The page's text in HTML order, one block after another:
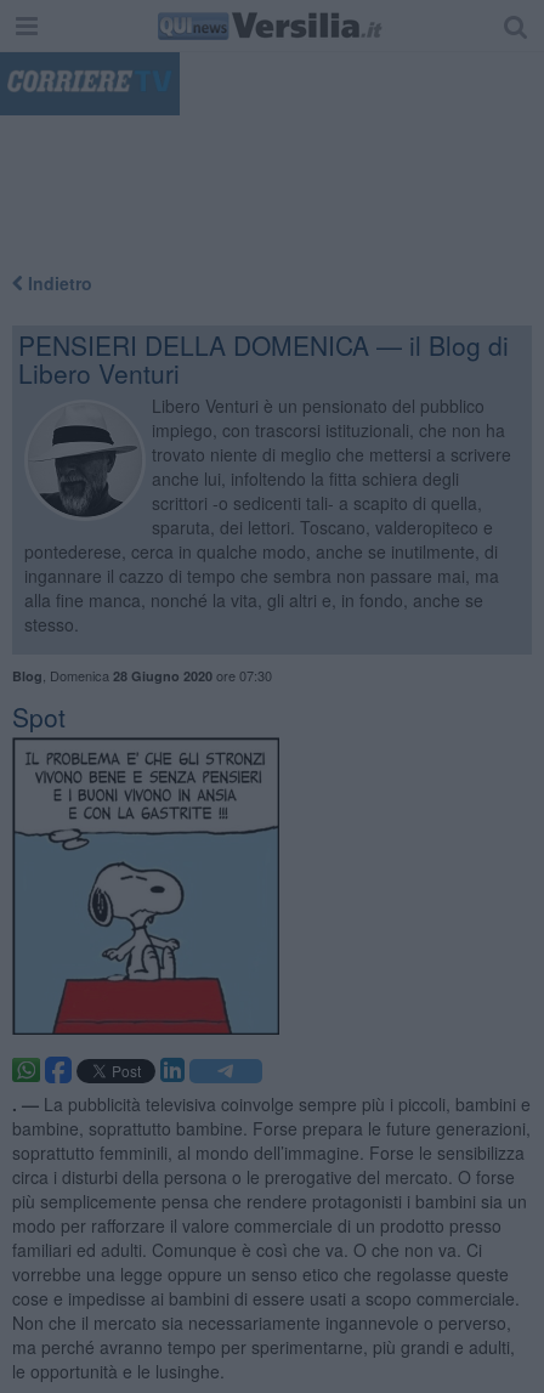
Indietro
PENSIERI DELLA DOMENICA — il Blog di
Libero Venturi
Libero Venturi è un pensionato del pubblico
impiego, con trascorsi istituzionali, che non ha
trovato niente di meglio che mettersi a scrivere
anche lui, infoltendo la fitta schiera degli
scrittori -o sedicenti tali- a scapito di quella,
sparuta, dei lettori. Toscano, valderopiteco e
pontederese, cerca in qualche modo, anche se inutilmente, di
ingannare il cazzo di tempo che sembra non passare mai, ma
alla fine manca, nonché la vita, gli altri e, in fondo, anche se
stesso.
Blog Domenica 28 Giugno 2020ore 07:30
Spot
. — La pubblicità televisiva coinvolge sempre più i piccoli, bambini e
bambine, soprattutto bambine. Forse prepara le future generazioni,
soprattutto femminili, al mondo dell’immagine. Forse le sensibilizza
circa i disturbi della persona o le prerogative del mercato. O forse
più semplicemente pensa che rendere protagonisti i bambini sia un
modo per rafforzare il valore commerciale di un prodotto presso
familiari ed adulti. Comunque è così che va. O che non va. Ci
vorrebbe una legge oppure un senso etico che regolasse queste
cose e impedisse ai bambini di essere usati a scopo commerciale.
Non che il mercato sia necessariamente ingannevole o perverso,
ma perché avranno tempo per sperimentarne, più grandi e adulti,
le opportunità e le lusinghe.